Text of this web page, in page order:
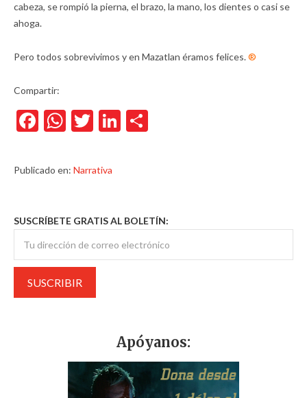
cabeza, se rompió la pierna, el brazo, la mano, los dientes o casi se
ahoga.
Pero todos sobrevivimos y en Mazatlan éramos felices.®
Compartir:
Facebook
WhatsApp
TwitterLinkedIn
Publicado en: Narrativa
SUSCRÍBETE GRATIS AL BOLETÍN:
Apóyanos: